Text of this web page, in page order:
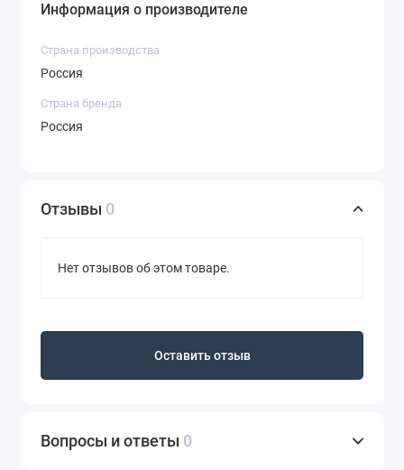
Информация о производителе
Страна производства
Россия
Страна бренда
Россия
Отзывы 0
Нет отзывов об этом товаре.
Оставить отзыв
Вопросы и ответы 0